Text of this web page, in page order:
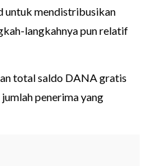
untuk mendistribusikan
langkahnya pun relatif
total saldo DANA gratis
penerima yang